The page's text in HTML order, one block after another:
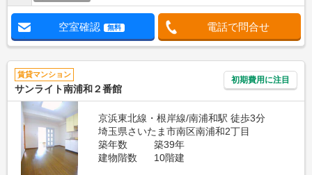
空室確認 無料 電話で問合せ
賃貸マンション
サンライト南浦和２番館
初期費用に注目
京浜東北線・根岸線/南浦和駅 徒歩3分
埼玉県さいたま市南区南浦和2丁目
築年数
築39年
建物階数
10階建